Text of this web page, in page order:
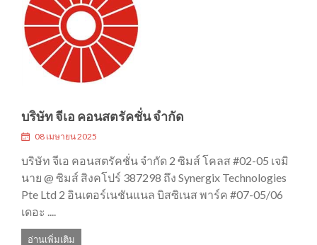
บริษัท จีเอ คอนสตรัคชั่น จำกัด
08 เมษายน 2025
บริษัท จีเอ คอนสตรัคชั่น จำกัด 2 ซิมส์ โคลส #02-05 เจมิ
นาย @ ซิมส์ สิงคโปร์ 387298 ถึง Synergix Technologies
Pte Ltd 2 อินเตอร์เนชันแนล บิสซิเนส พาร์ค #07-05/06
เดอะ ....
อ่านเพิ่มเติม